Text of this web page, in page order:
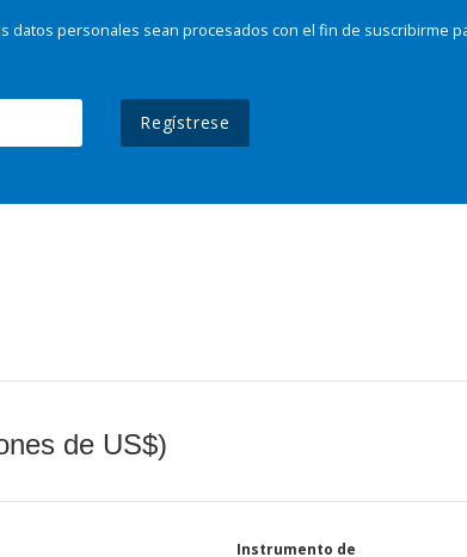
datos personales sean procesados con el fin de suscribirme
Regístrese
de US$)
Instrumento de